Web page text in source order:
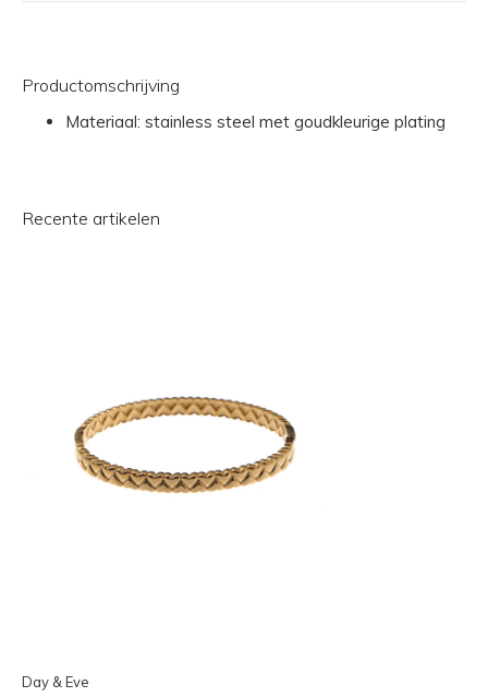
Productomschrijving
Materiaal: stainless steel met goudkleurige plating
Recente artikelen
Day & Eve